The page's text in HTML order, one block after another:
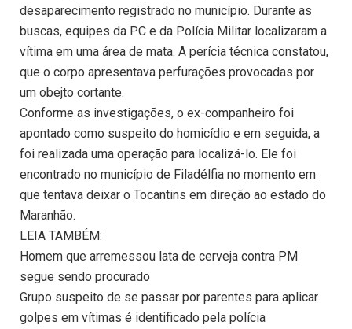
desaparecimento registrado no município. Durante as
buscas, equipes da PC e da Polícia Militar localizaram a
vítima em uma área de mata. A perícia técnica constatou,
que o corpo apresentava perfurações provocadas por
um obejto cortante.
Conforme as investigações, o ex-companheiro foi
apontado como suspeito do homicídio e em seguida, a
foi realizada uma operação para localizá-lo. Ele foi
encontrado no município de Filadélfia no momento em
que tentava deixar o Tocantins em direção ao estado do
Maranhão.
LEIA TAMBÉM:
Homem que arremessou lata de cerveja contra PM
segue sendo procurado
Grupo suspeito de se passar por parentes para aplicar
golpes em vítimas é identificado pela polícia